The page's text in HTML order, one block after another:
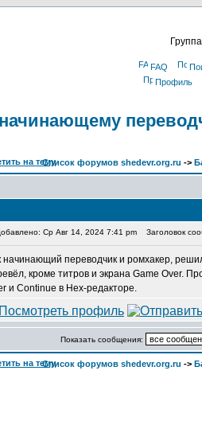
FAQ
Профиль
Список форумов shedevr.org.ru ->
Ср Авг 14, 2024 7:41 pm Заголовок
начинающий переводчик и ромхакер,
кроме титров и экрана Game Over.
и Continue в Hex-редакторе.
Показать сообщения:
Список форумов shedevr.org.ru ->